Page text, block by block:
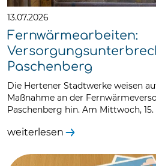
13.07.2026
Fernwärmearbeiten:
Paschenberg
Die Hertener Stadtwerke weisen
Maßnahme an der
Paschenberg hin. Am Mittwoch,
weiterlesen